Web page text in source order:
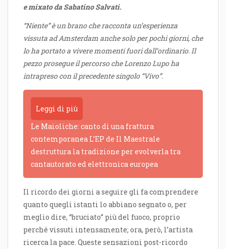
e mixato da Sabatino Salvati.
“Niente” è un brano che racconta un’esperienza
vissuta ad Amsterdam anche solo per pochi giorni, che
lo ha portato a vivere momenti fuori dall’ordinario. Il
pezzo prosegue il percorso che Lorenzo Lupo ha
intrapreso con il precedente singolo “Vivo”.
Leggi di più
Le Maioliche: canto di una frattura
contemporanea L’EP de Il Maestrale
destruttura la tradizione per evolverla tra
cantautorato ed elettronica europea
Il ricordo dei giorni a seguire gli fa comprendere
quanto quegli istanti lo abbiano segnato o, per
meglio dire, “bruciato” più del fuoco, proprio
perché vissuti intensamente; ora, però, l’artista
ricerca la pace. Queste sensazioni post-ricordo